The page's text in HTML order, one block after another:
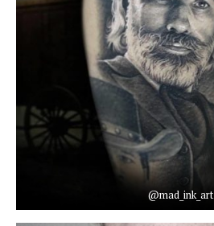
@mad_ink_art